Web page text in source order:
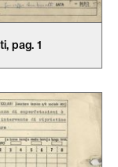
pag. 1